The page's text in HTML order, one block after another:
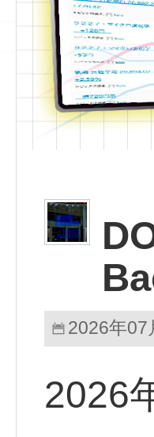
2026年07
2026